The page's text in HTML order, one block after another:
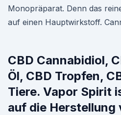
Monopräparat. Denn das
auf einen Hauptwirkstoff.
CBD Cannabidiol,
Öl, CBD Tropfen,
Tiere. Vapor Spirit
auf die Herstellung